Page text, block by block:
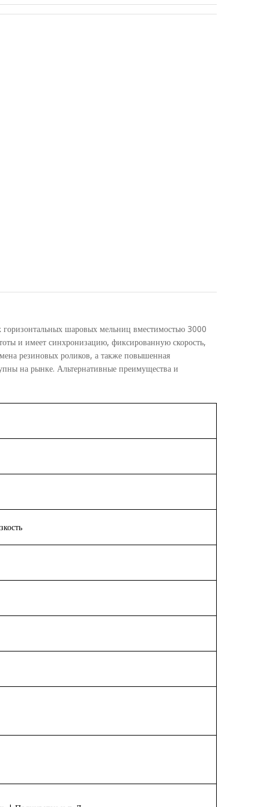
шаровых мельниц вместимостью 3000
и имеет синхронизацию, фиксированную скорость,
резиновых роликов, а также повышенная
на рынке. Альтернативные преимущества и